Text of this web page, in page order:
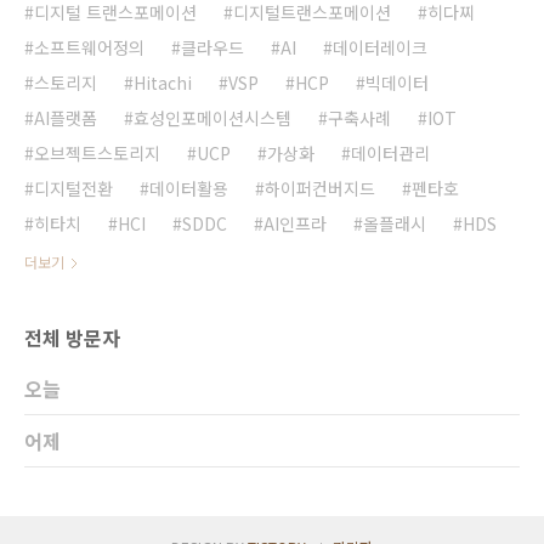
디지털 트랜스포메이션 디지털트랜스포메이션
히다찌
소프트웨어정의
클라우드 AI
데이터레이크
스토리지
Hitachi VSP HCP
빅데이터
AI플랫폼
효성인포메이션시스템 구축사례
IOT
오브젝트스토리지
UCP 가상화
데이터관리
디지털전환
데이터활용 하이퍼컨버지드
펜타호
히타치
HCI SDDC AI인프라 올플래시 HDS
더보기
전체 방문자
오늘
어제